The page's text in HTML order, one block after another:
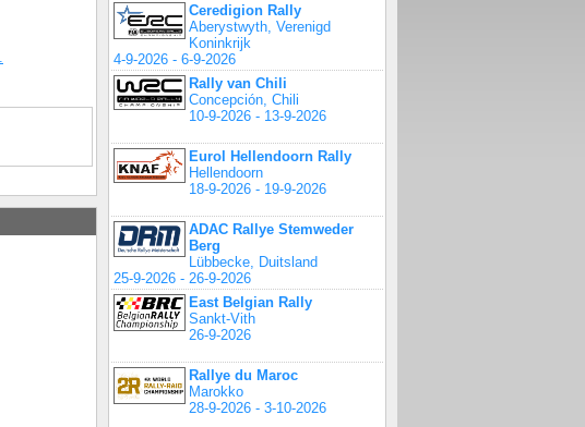
Ceredigion Rally
Aberystwyth, Verenigd
Koninkrijk
4-9-2026 - 6-9-2026
Rally van Chili
Concepción, Chili
10-9-2026 - 13-9-2026
Eurol Hellendoorn Rally
Hellendoorn
18-9-2026 - 19-9-2026
ADAC Rallye Stemweder
Berg
Lübbecke, Duitsland
25-9-2026 - 26-9-2026
East Belgian Rally
Sankt-Vith
26-9-2026
Rallye du Maroc
Marokko
28-9-2026 - 3-10-2026